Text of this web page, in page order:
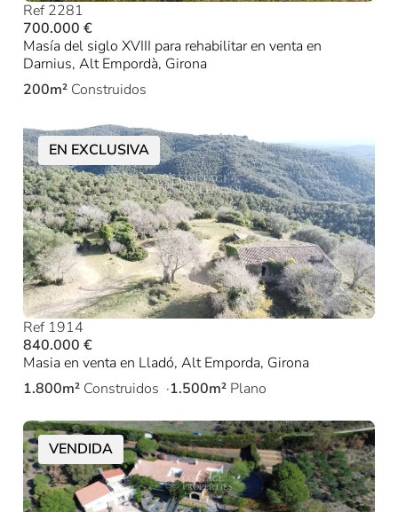
Ref 2281
700.000 €
Masía del siglo XVIII para rehabilitar en venta en
Darnius, Alt Empordà, Girona
200m² Construidos
EN EXCLUSIVA
Ref 1914
840.000 €
Masia en venta en Lladó, Alt Emporda, Girona
1.800m² Construidos 1.500m² Plano
VENDIDA